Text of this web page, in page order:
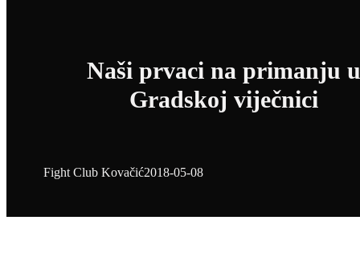
Naši prvaci na primanju
Gradskoj viječnici
Fight Club Kovačić2018-05-08